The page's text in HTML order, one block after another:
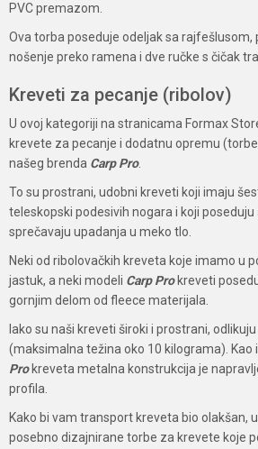
PVC premazom.
Ova torba poseduje odeljak sa rajfešlusom,
nošenje preko ramena i dve ručke s čičak
Kreveti za pecanje (ribolov)
U ovoj kategoriji na stranicama Formax
krevete za pecanje i dodatnu opremu
našeg brenda Carp Pro.
To su prostrani, udobni kreveti koji imaju
teleskopski podesivih nogara i koji
sprečavaju upadanja u meko tlo.
Neki od ribolovačkih kreveta koje imamo u
jastuk, a neki modeli Carp Prokreveti
gornjim delom od fleece materijala.
Iako su naši kreveti široki i prostrani,
(maksimalna težina oko 10 kilograma). Kao
Prokreveta metalna konstrukcija je
profila.
Kako bi vam transport kreveta bio olakšan,
posebno dizajnirane torbe za krevete koje